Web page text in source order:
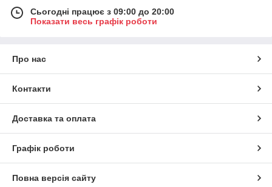
Сьогодні працює з 09:00 до 20:00
Показати весь графік роботи
Про нас
Контакти
Доставка та оплата
Графік роботи
Повна версія сайту